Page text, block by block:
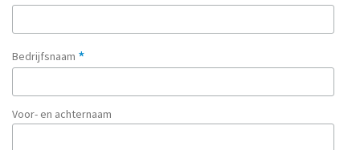
Bedrijfsnaam *
Voor- en achternaam